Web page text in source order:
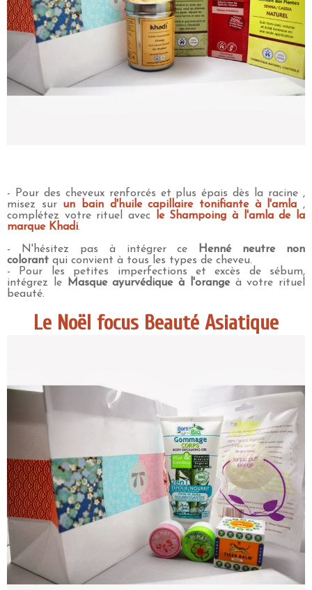
- Pour des cheveux renforcés et plus épais dès la racine ,
misez sur un bain d'huile capillaire tonifiante à l'amla
,
complétez votre rituel avec
le Shampoing à l'amla de la
marque Khadi.
- N'hésitez pas à intégrer ce
Henné neutre non
colorant qui convient à tous les types de cheveu.
- Pour les petites imperfections et excès de sébum,
intégrez le
Masque ayurvédique à l'orangeà votre rituel
beauté.
Le Noël focus Beauté Asiatique